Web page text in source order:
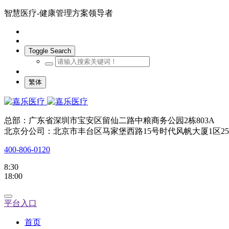
智慧医疗-健康管理方案领导者
Toggle Search
繁体
总部：广东省深圳市宝安区留仙二路中粮商务公园2栋803A
北京分公司：北京市丰台区马家堡西路15号时代风帆大厦1区
400-806-0120
8:30
18:00
平台入口
首页